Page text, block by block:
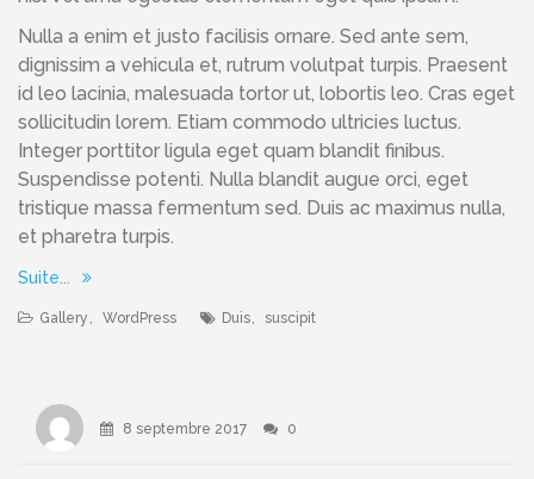
Nulla a enim et justo facilisis ornare. Sed ante sem,
dignissim a vehicula et, rutrum volutpat turpis. Praesent
id leo lacinia, malesuada tortor ut, lobortis leo. Cras eget
sollicitudin lorem. Etiam commodo ultricies luctus.
Integer porttitor ligula eget quam blandit finibus.
Suspendisse potenti. Nulla blandit augue orci, eget
tristique massa fermentum sed. Duis ac maximus nulla,
et pharetra turpis.
Suite...
Gallery , WordPress Duis, suscipit
8 septembre 2017 0